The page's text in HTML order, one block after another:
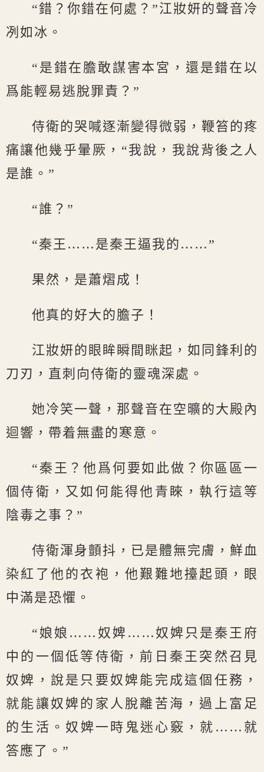
“錯？你錯在何處？”江妝妍的聲音冷
冽如冰。
“是錯在膽敢謀害本宮，還是錯在以
爲能輕易逃脫罪責？”
侍衛的哭喊逐漸變得微弱，鞭笞的疼
痛讓他幾乎暈厥，“我說，我說背後之人
是誰。”
“誰？”
“秦王……是秦王逼我的……”
果然，是蕭熠成！
他真的好大的膽子！
江妝妍的眼眸瞬間眯起，如同鋒利的
刀刃，直刺向侍衛的靈魂深處。
她冷笑一聲，那聲音在空曠的大殿內
迴響，帶着無盡的寒意。
“秦王？他爲何要如此做？你區區一
個侍衛，又如何能得他青睞，執行這等
陰毒之事？”
侍衛渾身顫抖，已是體無完膚，鮮血
染紅了他的衣袍，他艱難地擡起頭，眼
中滿是恐懼。
“娘娘……奴婢……奴婢只是秦王府
中的一個低等侍衛，前日秦王突然召見
奴婢，說是只要奴婢能完成這個任務，
就能讓奴婢的家人脫離苦海，過上富足
的生活。奴婢一時鬼迷心竅，就……就
答應了。”